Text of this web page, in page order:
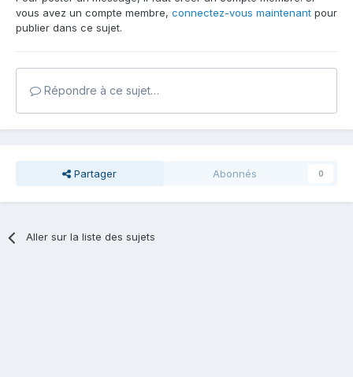
vous avez un compte membre, connectez-vous maintenant pour
publier dans ce sujet.
Répondre à ce sujet…
Partager Abonnés 0
Aller sur la liste des sujets